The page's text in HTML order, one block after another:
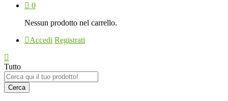
0
Nessun prodotto nel carrello.
Accedi Registrati
Tutto
Cerca